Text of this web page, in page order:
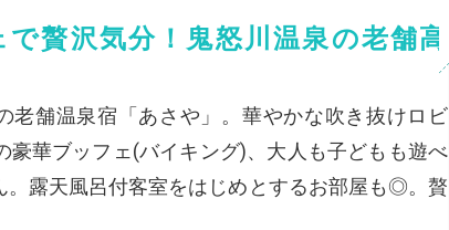
贅沢気分！鬼怒川温泉の老舗高
老舗温泉宿「あさや」。華やかな吹き抜けロビ
華ブッフェ(バイキング)、大人も子どもも遊べ
。露天風呂付客室をはじめとするお部屋も◎。贅